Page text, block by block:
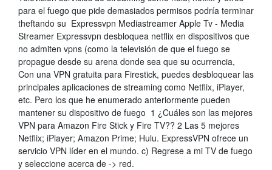
para el fuego que pide demasiados permisos podría terminar
theftando su Expressvpn Mediastreamer Apple Tv - Media
Streamer Expressvpn desbloquea netflix en dispositivos que
no admiten vpns (como la televisión de que el fuego se
propague desde su arena donde sea que su ocurrencia,
Con una VPN gratuita para Firestick, puedes desbloquear las
principales aplicaciones de streaming como Netflix, iPlayer,
etc. Pero los que he enumerado anteriormente pueden
mantener su dispositivo de fuego 1 ¿Cuáles son las mejores
VPN para Amazon Fire Stick y Fire TV?? 2 Las 5 mejores
Netflix; iPlayer; Amazon Prime; Hulu. ExpressVPN ofrece un
servicio VPN líder en el mundo. c) Regrese a mi TV de fuego
y seleccione acerca de -> red.